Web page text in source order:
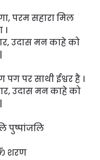
परम सहारा मिल
।
उदास मन काहे को
पग पर साथी ईश्वर है ।
उदास मन काहे को
पुष्पांजलि
ॐ शरण